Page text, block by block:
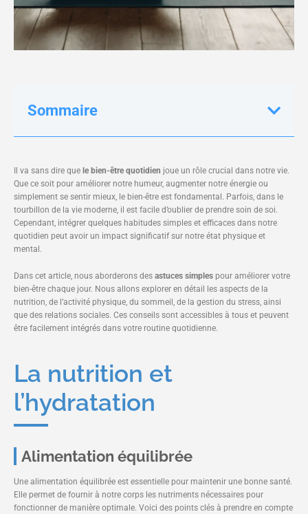
Sommaire
Il va sans dire que le bien-être quotidien joue un rôle crucial dans notre vie.
Que ce soit pour améliorer notre humeur, augmenter notre énergie ou
simplement se sentir mieux, le bien-être est fondamental. Parfois, dans le
tourbillon de la vie moderne, il est facile d’oublier de prendre soin de soi.
Cependant, intégrer quelques habitudes simples et efficaces dans notre
quotidien peut avoir un impact significatif sur notre état physique et
mental.
Dans cet article, nous aborderons des astuces simples pour améliorer votre
bien-être chaque jour. Nous allons explorer en détail les aspects de la
nutrition, de l’activité physique, du sommeil, de la gestion du stress, ainsi
que des relations sociales. Ces conseils sont accessibles à tous et peuvent
être facilement intégrés dans votre routine quotidienne.
La nutrition et
l’hydratation
Alimentation équilibrée
Une alimentation équilibrée est essentielle pour maintenir une bonne santé.
Elle permet de fournir à notre corps les nutriments nécessaires pour
fonctionner de manière optimale. Voici des points clés à prendre en compte